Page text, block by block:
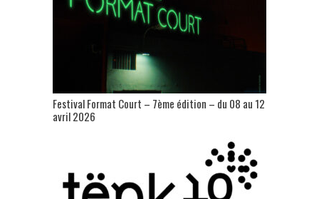
Festival Format Court – 7ème édition – du 08 au 12
avril 2026